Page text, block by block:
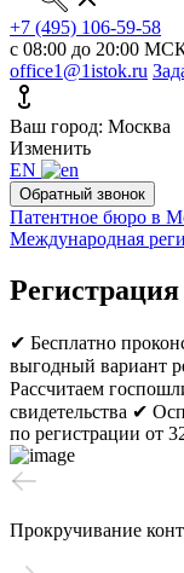
+7 (495) 106-59-58
с 08:00 до 20:00
office1@1istok.ru
Ваш город: Москва
Изменить
EN
Обратный звонок
Патентное бюро в
Международная
✔ Бесплатно
выгодный вариант
Рассчитаем
свидетельства ✔
по регистрации от
Прокручивание